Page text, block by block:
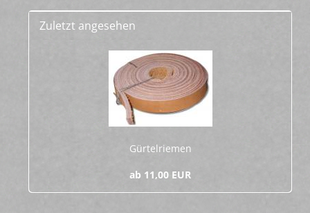
Zuletzt angesehen
Gür­tel­rie­men
ab 11,00 EUR